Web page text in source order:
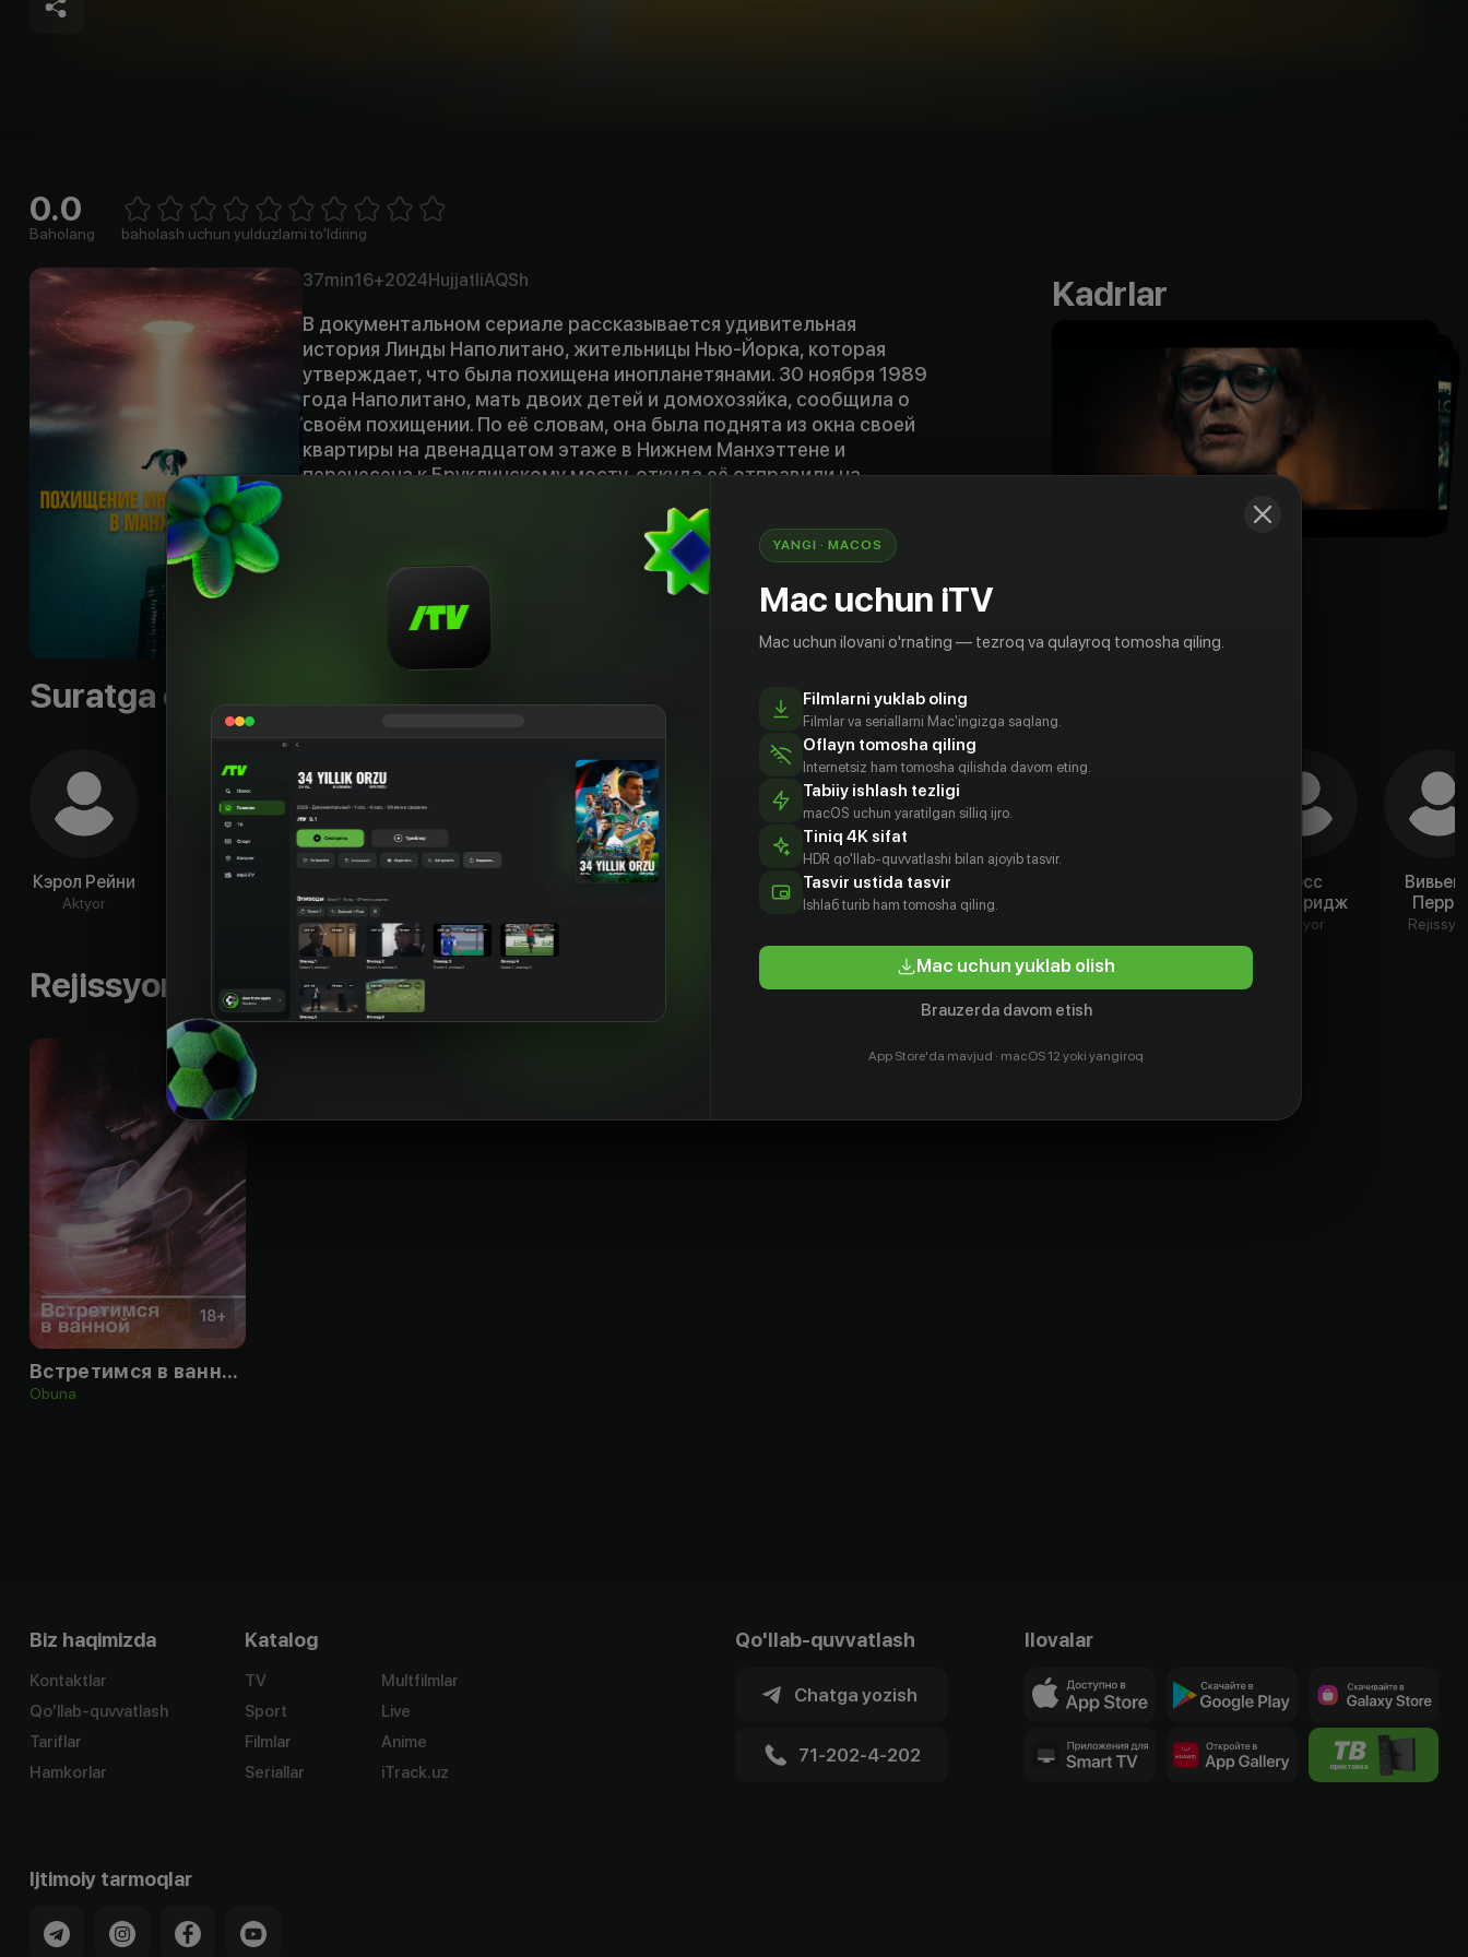
0.0
Baholang 1 Star2 Stars3 Stars4 Stars5 Stars6 Stars7 Stars8 Stars
baholash uchun yulduzlarni to'ldiring
37min16+2024HujjatliAQSh
В документальном сериале рассказывается удивительная
история Линды Наполитано, жительницы Нью-Йорка, которая
утверждает, что была похищена инопланетянами. 30 ноября 1989
года Наполитано, мать двоих детей и домохозяйка, сообщила о
своём похищении. По её словам, она была поднята из окна своей
квартиры на двенадцатом этаже в Нижнем Манхэттене и
перенесена к Бруклинскому мосту, откуда её отправили на
время в этом районе, утверждают, что видели, как Наполитано
парила над горизонтом Манхэттена.
rus, eng, eng, eng
HD
Kadrlar
Suratga olish guruhi
Кэрол Рейни
Aktyor
Линда
Роббинс
Aktyor Aktyor
Стив
Розмари
Aktyor
Джон
Aktyor
Росс
Сэмбридж
Aktyor
Перри
Rejissyor
Rejissyorning boshqa ishlari
18+
Встретимся в ванной
Obuna
Biz haqimizda
Kontaktlar
Qo'llab-quvvatlash
Tariflar
Hamkorlar
Katalog
TV
Sport
Filmlar
Seriallar
Multfilmlar
Live
Anime
iTrack.uz
Qo'llab-quvvatlash
Chatga yozish
71-202-4-202
Ilovalar
Ijtimoiy tarmoqlar
YANGI · MACOS
Mac uchun iTV
Mac uchun ilovani o'rnating — tezroq va qulayroq tomosha qiling.
Filmlarni yuklab oling
Filmlar va seriallarni Mac'ingizga saqlang.
Oflayn tomosha qiling
Internetsiz ham tomosha qilishda davom eting.
Tabiiy ishlash tezligi
macOS uchun yaratilgan silliq ijro.
Tiniq 4K sifat
HDR qo'llab-quvvatlashi bilan ajoyib tasvir.
Tasvir ustida tasvir
Ishlаб turib ham tomosha qiling.
Mac uchun yuklab olish
Brauzerda davom etish
App Store'da mavjud · macOS 12 yoki yangiroq